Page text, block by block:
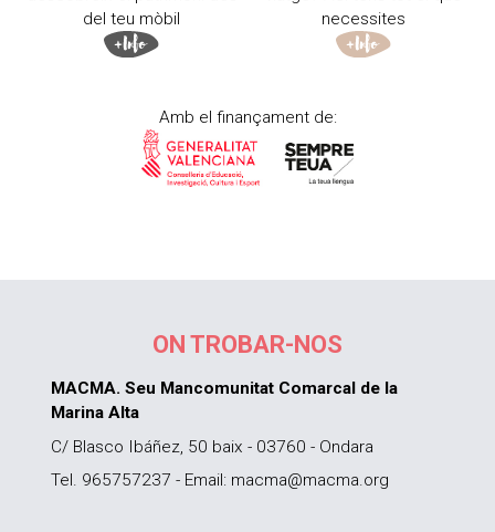
del teu mòbil
necessites
Amb el finançament de:
ON TROBAR-NOS
MACMA. Seu Mancomunitat Comarcal de la
Marina Alta
C/ Blasco Ibáñez, 50 baix - 03760 - Ondara
Tel. 965757237 - Email: macma@macma.org